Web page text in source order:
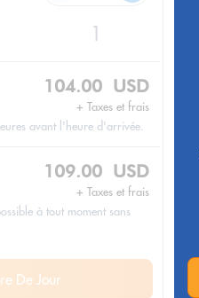
104.00 USD
+ Taxes et frais
avant l'heure d'arrivée.
109.00 USD
+ Taxes et frais
à tout moment sans
De Jour